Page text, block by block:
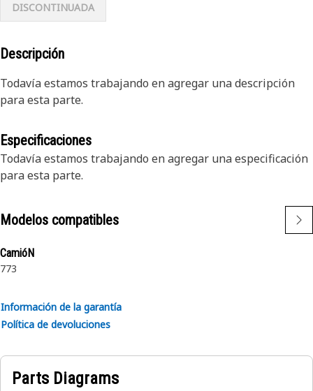
DISCONTINUADA
Descripción
Todavía estamos trabajando en agregar una descripción
para esta parte.
Especificaciones
Todavía estamos trabajando en agregar una especificación
para esta parte.
Modelos compatibles
CamióN
773
Información de la garantía
Política de devoluciones
Parts Diagrams